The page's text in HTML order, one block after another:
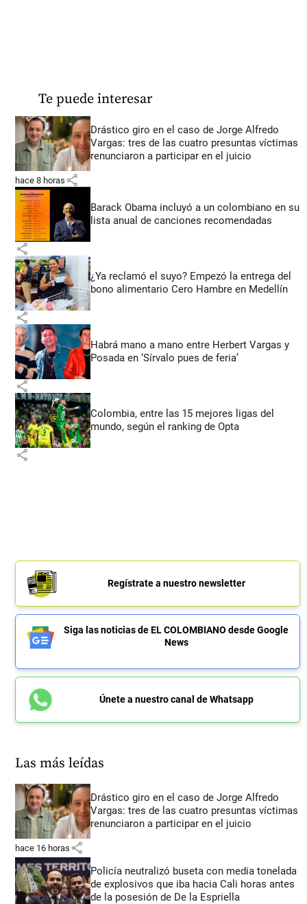
Te puede interesar
Drástico giro en el caso de Jorge Alfredo
Vargas: tres de las cuatro presuntas víctimas
renunciaron a participar en el juicio
hace 8 horas share
Barack Obama incluyó a un colombiano en su
lista anual de canciones recomendadas
share
¿Ya reclamó el suyo? Empezó la entrega del
bono alimentario Cero Hambre en Medellín
share
Habrá mano a mano entre Herbert Vargas y
Posada en ‘Sírvalo pues de feria’
share
Colombia, entre las 15 mejores ligas del
mundo, según el ranking de Opta
share
Regístrate a nuestro newsletter
Siga las noticias de EL COLOMBIANO desde Google
News
Únete a nuestro canal de Whatsapp
Las más leídas
Drástico giro en el caso de Jorge Alfredo
Vargas: tres de las cuatro presuntas víctimas
renunciaron a participar en el juicio
hace 16 horas share
Policía neutralizó buseta con media tonelada
de explosivos que iba hacia Cali horas antes
de la posesión de De la Espriella